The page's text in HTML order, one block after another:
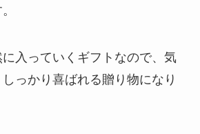
入っていくギフトなので、気
っかり喜ばれる贈り物になり